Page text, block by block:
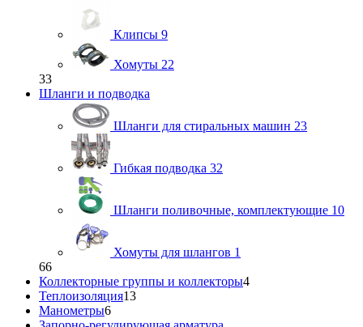
Клипсы 9
Хомуты 22
33
Шланги и подводка
Шланги для стиральных машин 23
Гибкая подводка 32
Шланги поливочные, комплектующие 10
Хомуты для шлангов 1
66
Коллекторные группы и коллекторы4
Теплоизоляция13
Манометры6